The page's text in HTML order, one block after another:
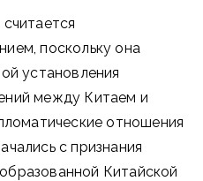
поскольку она
установления
между Китаем и
отношения
с признания
Китайской